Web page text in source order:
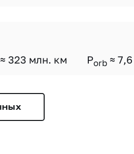
323 млн. км Porb ≈ 7,6